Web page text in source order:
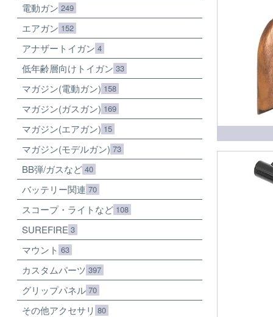
電動ガン 249
エアガン 152
アナザートイガン 4
低年齢層向けトイガン 33
マガジン(電動ガン) 158
マガジン(ガスガン) 169
マガジン(エアガン) 15
マガジン(モデルガン) 73
BB弾/ガスなど 40
バッテリー関連 70
スコープ・ライトなど 108
SUREFIRE 3
マウント 63
カスタムパーツ 397
グリップパネル 70
その他アクセサリ 80